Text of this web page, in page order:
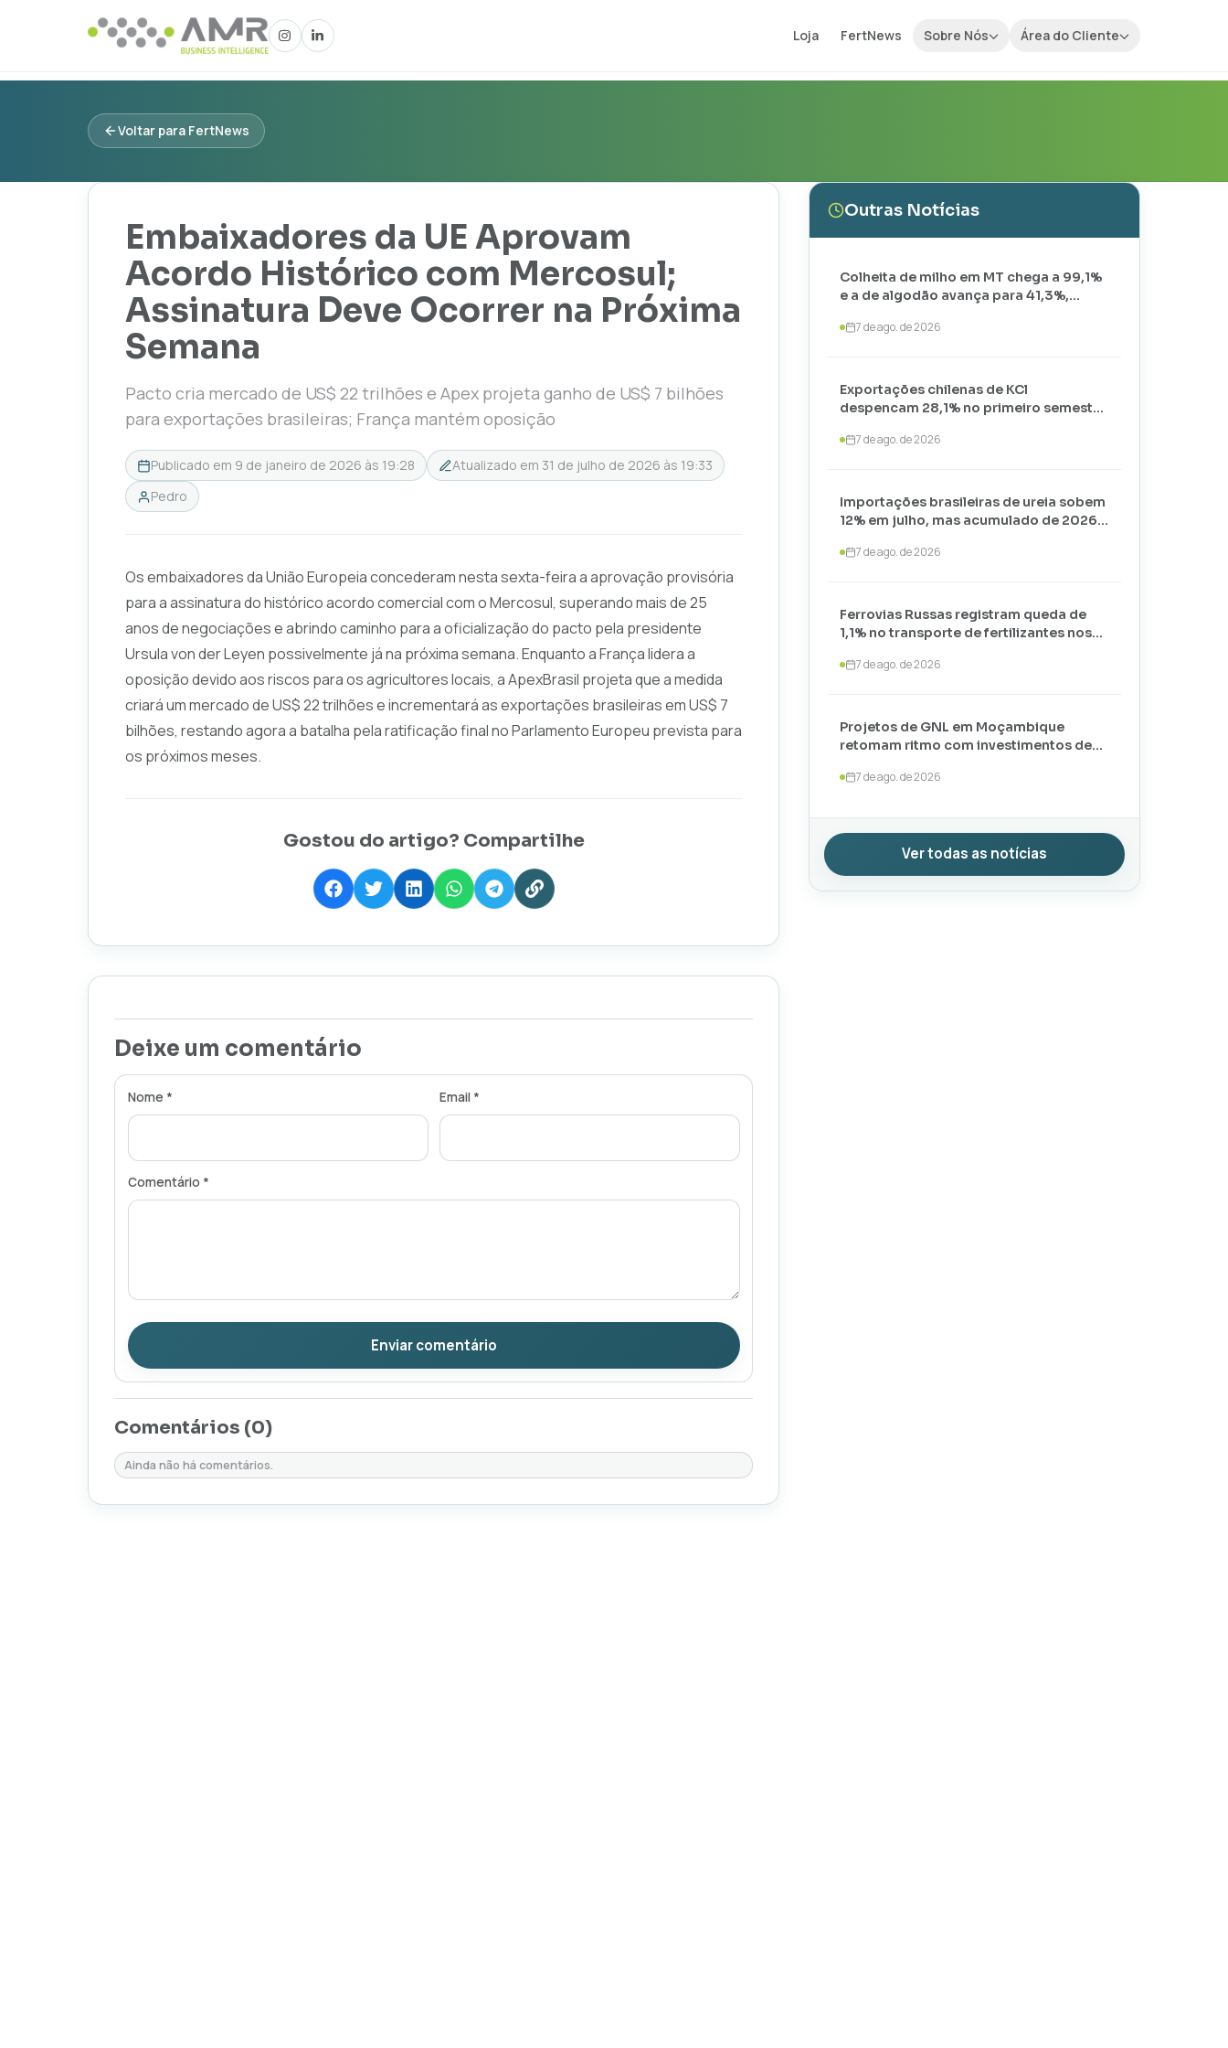
Loja FertNews Sobre Nós Área do Cliente
Voltar para FertNews
Embaixadores da UE Aprovam
Acordo Histórico com Mercosul;
Assinatura Deve Ocorrer na Próxima
Semana
Pacto cria mercado de US$ 22 trilhões e Apex projeta ganho de US$ 7 bilhões
para exportações brasileiras; França mantém oposição
Publicado em 9 de janeiro de 2026 às 19:28 Atualizado em 31 de julho de 2026 às 19:33
Pedro
Os embaixadores da União Europeia concederam nesta sexta-feira a aprovação provisória
para a assinatura do histórico acordo comercial com o Mercosul, superando mais de 25
anos de negociações e abrindo caminho para a oficialização do pacto pela presidente
Ursula von der Leyen possivelmente já na próxima semana. Enquanto a França lidera a
oposição devido aos riscos para os agricultores locais, a ApexBrasil projeta que a medida
criará um mercado de US$ 22 trilhões e incrementará as exportações brasileiras em US$ 7
bilhões, restando agora a batalha pela ratificação final no Parlamento Europeu prevista para
os próximos meses.
Gostou do artigo? Compartilhe
Deixe um comentário
Nome * Email *
Comentário *
Enviar comentário
Comentários (0)
Ainda não há comentários.
Outras Notícias
Colheita de milho em MT chega a 99,1%
e a de algodão avança para 41,3%,
7 de ago. de 2026
Exportações chilenas de KCl
despencam 28,1% no primeiro semestre
toneladas
7 de ago. de 2026
Importações brasileiras de ureia sobem
12% em julho, mas acumulado de 2026
7 de ago. de 2026
Ferrovias Russas registram queda de
1,1% no transporte de fertilizantes nos
7 de ago. de 2026
Projetos de GNL em Moçambique
retomam ritmo com investimentos de
TotalEnergies e ExxonMobil
7 de ago. de 2026
Ver todas as notícias